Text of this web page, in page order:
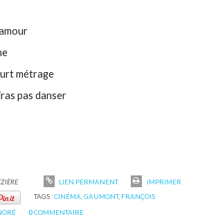
métrage
pas danser
LIEN PERMANENT
IMPRIMER
TAGS :CINÉMA,GAUMONT, FRANÇOIS
0COMMENTAIRE